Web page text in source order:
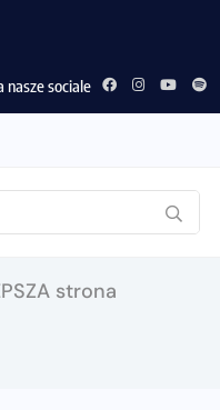
nasze sociale
strona